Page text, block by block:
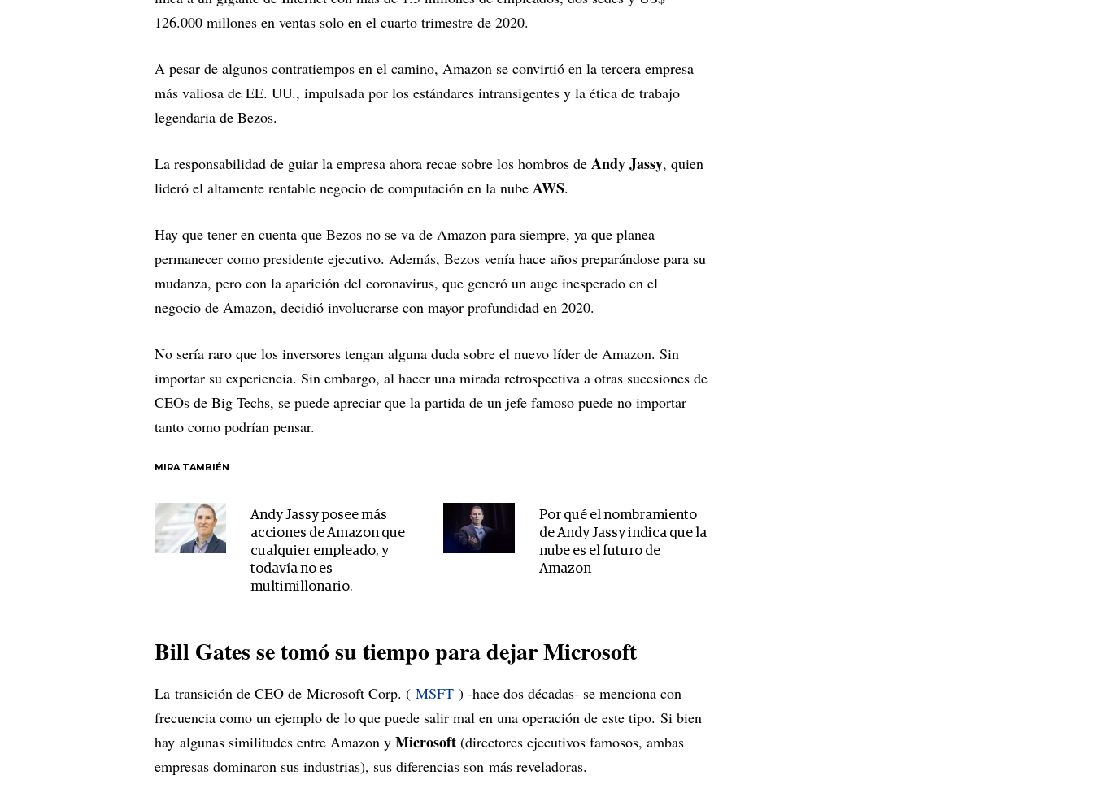
126.000 millones en ventas solo en el cuarto trimestre de 2020.
A pesar de algunos contratiempos en el camino, Amazon se convirtió en la tercera empresa
más valiosa de EE. UU., impulsada por los estándares intransigentes y la ética de trabajo
legendaria de Bezos.
La responsabilidad de guiar la empresa ahora recae sobre los hombros de Andy Jassy, quien
lideró el altamente rentable negocio de computación en la nube AWS.
Hay que tener en cuenta que Bezos no se va de Amazon para siempre, ya que planea
permanecer como presidente ejecutivo. Además, Bezos venía hace años preparándose para su
mudanza, pero con la aparición del coronavirus, que generó un auge inesperado en el
negocio de Amazon, decidió involucrarse con mayor profundidad en 2020.
No sería raro que los inversores tengan alguna duda sobre el nuevo líder de Amazon. Sin
importar su experiencia. Sin embargo, al hacer una mirada retrospectiva a otras sucesiones de
CEOs de Big Techs, se puede apreciar que la partida de un jefe famoso puede no importar
tanto como podrían pensar.
MIRA TAMBIÉN
Andy Jassy posee más
acciones de Amazon que
cualquier empleado, y
todavía no es
multimillonario.
Por qué el nombramiento
de Andy Jassy indica que la
nube es el futuro de
Amazon
Bill Gates se tomó su tiempo para dejar Microsoft
La transición de CEO de Microsoft Corp. ( MSFT ) -hace dos décadas- se menciona con
frecuencia como un ejemplo de lo que puede salir mal en una operación de este tipo. Si bien
hay algunas similitudes entre Amazon y Microsoft (directores ejecutivos famosos, ambas
empresas dominaron sus industrias), sus diferencias son más reveladoras.